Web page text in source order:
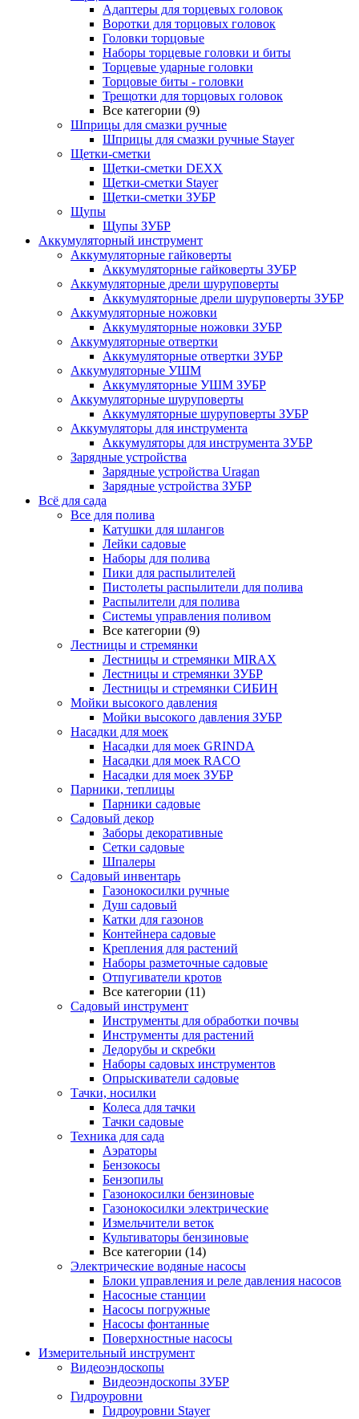
Адаптеры для торцевых головок
Воротки для торцовых головок
Головки торцовые
Наборы торцевые головки и биты
Торцевые ударные головки
Торцовые биты - головки
Трещотки для торцовых головок
Все категории (9)
Шприцы для смазки ручные
Шприцы для смазки ручные Stayer
Щетки-сметки
Щетки-сметки DEXX
Щетки-сметки Stayer
Щетки-сметки ЗУБР
Щупы
Щупы ЗУБР
Аккумуляторный инструмент
Аккумуляторные гайковерты
Аккумуляторные гайковерты ЗУБР
Аккумуляторные дрели шуруповерты
Аккумуляторные дрели шуруповерты ЗУБР
Аккумуляторные ножовки
Аккумуляторные ножовки ЗУБР
Аккумуляторные отвертки
Аккумуляторные отвертки ЗУБР
Аккумуляторные УШМ
Аккумуляторные УШМ ЗУБР
Аккумуляторные шуруповерты
Аккумуляторные шуруповерты ЗУБР
Аккумуляторы для инструмента
Аккумуляторы для инструмента ЗУБР
Зарядные устройства
Зарядные устройства Uragan
Зарядные устройства ЗУБР
Всё для сада
Все для полива
Катушки для шлангов
Лейки садовые
Наборы для полива
Пики для распылителей
Пистолеты распылители для полива
Распылители для полива
Системы управления поливом
Все категории (9)
Лестницы и стремянки
Лестницы и стремянки MIRAX
Лестницы и стремянки ЗУБР
Лестницы и стремянки СИБИН
Мойки высокого давления
Мойки высокого давления ЗУБР
Насадки для моек
Насадки для моек GRINDA
Насадки для моек RACO
Насадки для моек ЗУБР
Парники, теплицы
Парники садовые
Садовый декор
Заборы декоративные
Сетки садовые
Шпалеры
Садовый инвентарь
Газонокосилки ручные
Душ садовый
Катки для газонов
Контейнера садовые
Крепления для растений
Наборы разметочные садовые
Отпугиватели кротов
Все категории (11)
Садовый инструмент
Инструменты для обработки почвы
Инструменты для растений
Ледорубы и скребки
Наборы садовых инструментов
Опрыскиватели садовые
Тачки, носилки
Колеса для тачки
Тачки садовые
Техника для сада
Аэраторы
Бензокосы
Бензопилы
Газонокосилки бензиновые
Газонокосилки электрические
Измельчители веток
Культиваторы бензиновые
Все категории (14)
Электрические водяные насосы
Блоки управления и реле давления насосов
Насосные станции
Насосы погружные
Насосы фонтанные
Поверхностные насосы
Измерительный инструмент
Видеоэндоскопы
Видеоэндоскопы ЗУБР
Гидроуровни
Гидроуровни Stayer